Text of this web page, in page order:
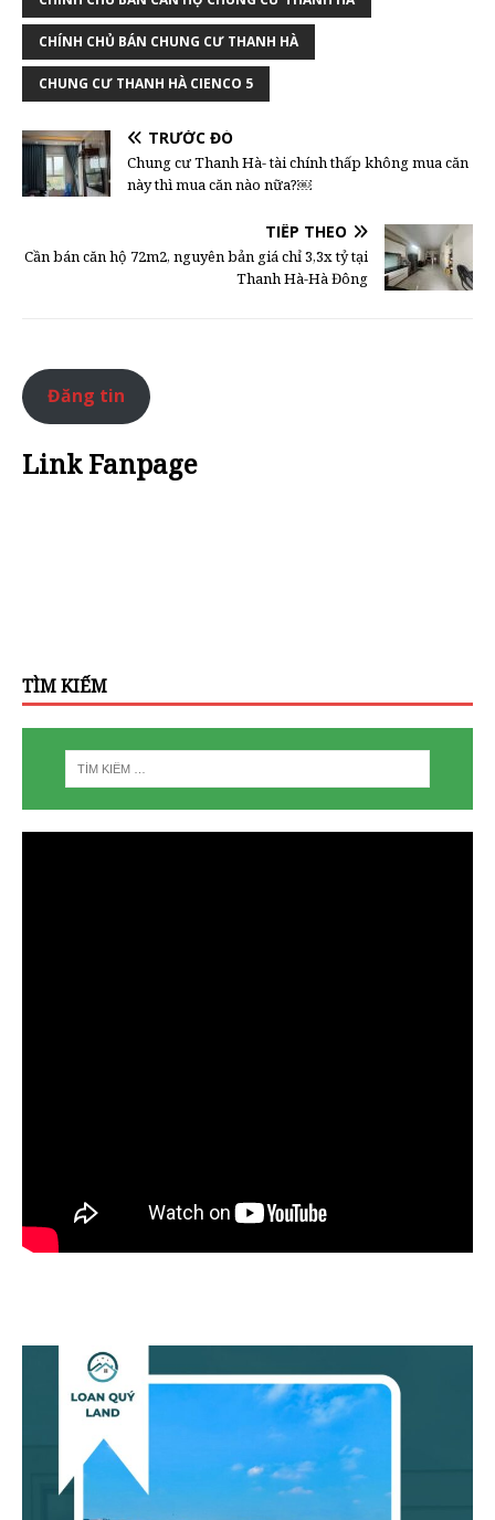
CHÍNH CHỦ BÁN CHUNG CƯ THANH HÀ
CHUNG CƯ THANH HÀ CIENCO 5
TRƯỚC ĐÓ
Chung cư Thanh Hà- tài chính thấp không mua căn
này thì mua căn nào nữa?￼
TIẾP THEO
Cần bán căn hộ 72m2, nguyên bản giá chỉ 3,3x tỷ tại
Thanh Hà-Hà Đông
Đăng tin
Link Fanpage
TÌM KIẾM